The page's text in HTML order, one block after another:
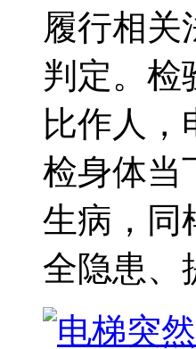
履行相关
判定。检
比作人
检身体当
生病，同
全隐患